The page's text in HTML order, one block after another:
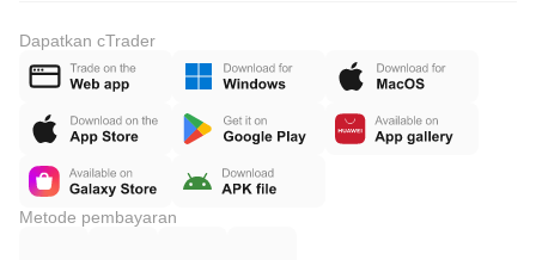
Dapatkan cTrader
Metode pembayaran